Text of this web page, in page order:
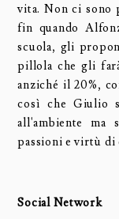
vita. Non ci sono
fin quando
scuola, gli
pillola che gli
anziché il 20%,
così che Giulio
all'ambiente ma
passioni e virtù di
Social Network